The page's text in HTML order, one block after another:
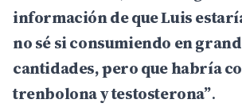
información de que Luis
no sé si consumiendo en
cantidades, pero que habría
trenbolona y testosterona”.